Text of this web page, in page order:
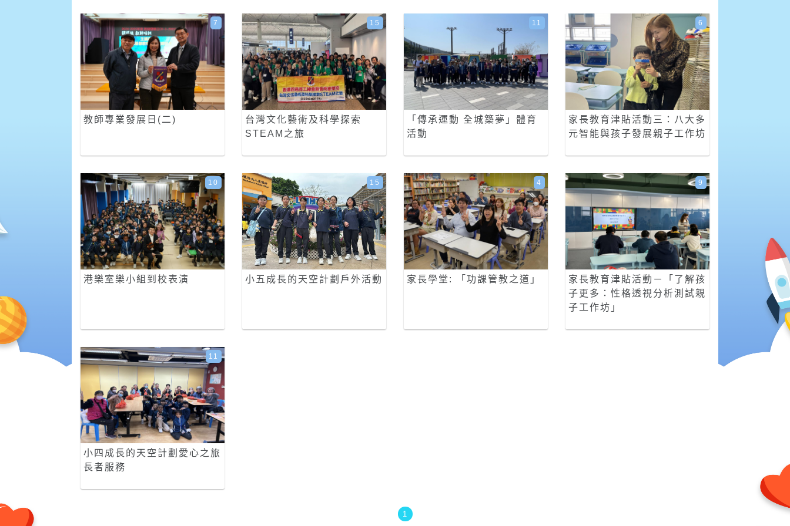
教師專業發展日(二)
7
台灣文化藝術及科學探索
STEAM之旅
15
「傳承運動 全城築夢」體育
活動
11
家長教育津貼活動三：八大多
元智能與孩子發展親子工作坊
6
港樂室樂小組到校表演
10
小五成長的天空計劃戶外活動
15
家長學堂: 「功課管教之道」
4
家長教育津貼活動－「了解孩
子更多：性格透視分析測試親
子工作坊」
9
小四成長的天空計劃愛心之旅
長者服務
11
1